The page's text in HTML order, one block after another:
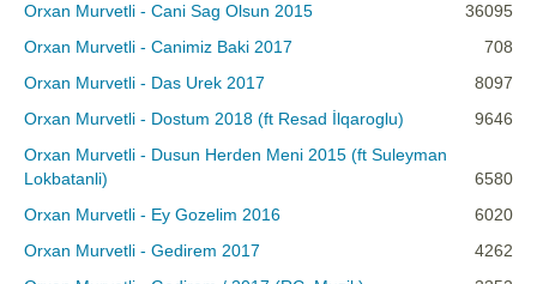
Orxan Murvetli - Cani Sag Olsun 2015
36095
Orxan Murvetli - Canimiz Baki 2017
708
Orxan Murvetli - Das Urek 2017
8097
Orxan Murvetli - Dostum 2018 (ft Resad İlqaroglu)
9646
Orxan Murvetli - Dusun Herden Meni 2015 (ft Suleyman
Lokbatanli)
6580
Orxan Murvetli - Ey Gozelim 2016
6020
Orxan Murvetli - Gedirem 2017
4262